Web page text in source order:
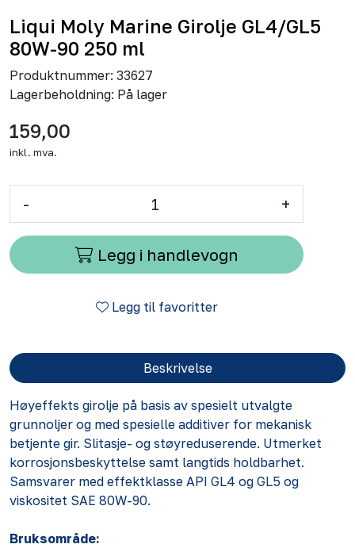
Liqui Moly Marine Girolje GL4/GL5
80W-90 250 ml
Produktnummer: 33627
Lagerbeholdning: På lager
159,00
inkl. mva.
- +
Legg i handlevogn
Legg til favoritter
Beskrivelse
Høyeffekts girolje på basis av spesielt utvalgte
grunnoljer og med spesielle additiver for mekanisk
betjente gir. Slitasje- og støyreduserende. Utmerket
korrosjonsbeskyttelse samt langtids holdbarhet.
Samsvarer med effektklasse API GL4 og GL5 og
viskositet SAE 80W-90.
Bruksområde: